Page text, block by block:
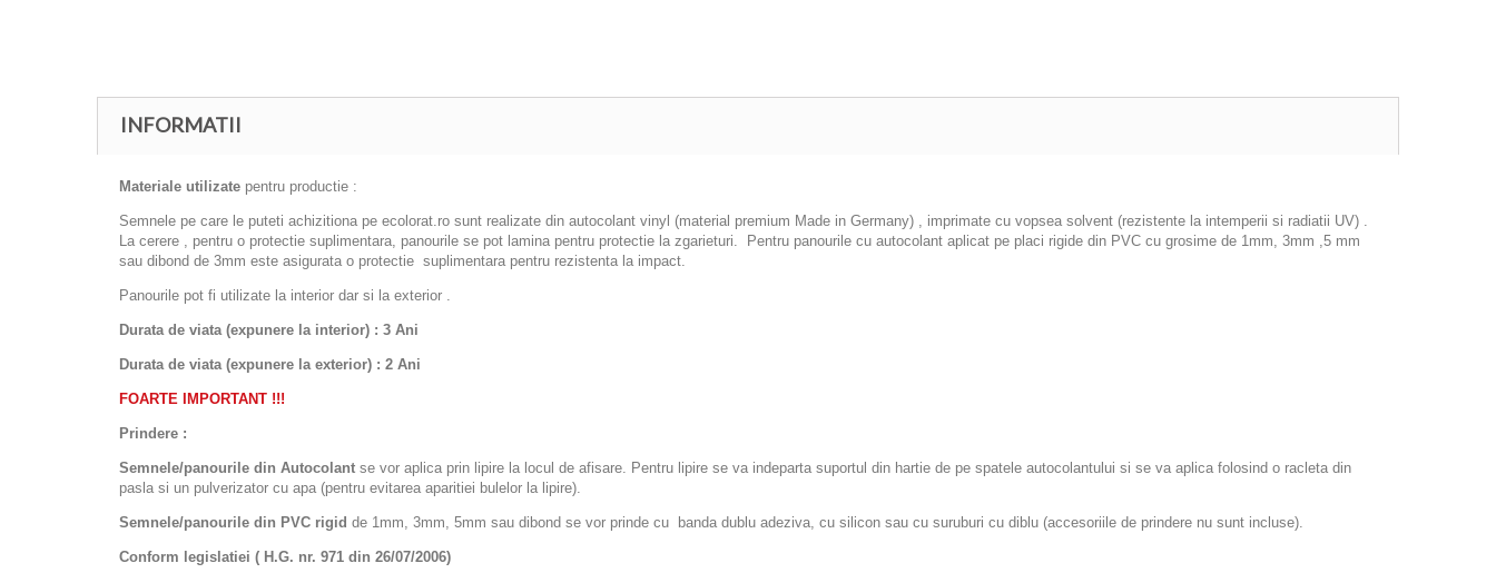
INFORMATII
Materiale utilizate pentru productie :
Semnele pe care le puteti achizitiona pe ecolorat.ro sunt realizate din autocolant vinyl (material premium Made in Germany) , imprimate cu vopsea solvent (rezistente la intemperii si radiatii UV) .
La cerere , pentru o protectie suplimentara, panourile se pot lamina pentru protectie la zgarieturi. Pentru panourile cu autocolant aplicat pe placi rigide din PVC cu grosime de 1mm, 3mm ,5 mm
sau dibond de 3mm este asigurata o protectie suplimentara pentru rezistenta la impact.
Panourile pot fi utilizate la interior dar si la exterior .
Durata de viata (expunere la interior) : 3 Ani
Durata de viata (expunere la exterior) : 2 Ani
FOARTE IMPORTANT !!!
Prindere :
Semnele/panourile din Autocolant se vor aplica prin lipire la locul de afisare. Pentru lipire se va indeparta suportul din hartie de pe spatele autocolantului si se va aplica folosind o racleta din
pasla si un pulverizator cu apa (pentru evitarea aparitiei bulelor la lipire).
Semnele/panourile din PVC rigid de 1mm, 3mm, 5mm sau dibond se vor prinde cu banda dublu adeziva, cu silicon sau cu suruburi cu diblu (accesoriile de prindere nu sunt incluse).
Conform legislatiei ( H.G. nr. 971 din 26/07/2006)